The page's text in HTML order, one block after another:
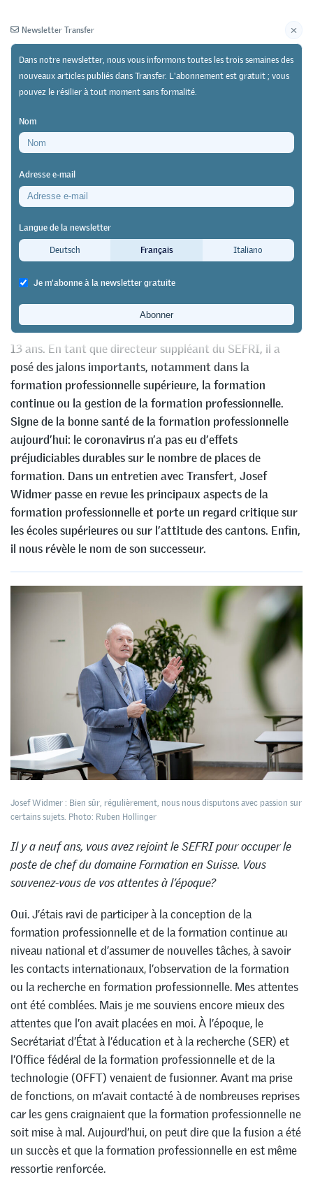
Newsletter Archives
30/11/21
Josef Widmer, directeur suppléant du SEFRI,
«Nous avons accompli beaucoup de
choses ces dernières années»
Daniel Fleischmann
Josef Widmer a été chef du domaine Formation pendant
13 ans. En tant que directeur suppléant du SEFRI, il a
posé des jalons importants, notamment dans la
formation professionnelle supérieure, la formation
continue ou la gestion de la formation professionnelle.
Signe de la bonne santé de la formation professionnelle
aujourd’hui: le coronavirus n’a pas eu d’effets
préjudiciables durables sur le nombre de places de
formation. Dans un entretien avec Transfert, Josef
Widmer passe en revue les principaux aspects de la
formation professionnelle et porte un regard critique sur
les écoles supérieures ou sur l’attitude des cantons. Enfin,
il nous révèle le nom de son successeur.
Josef Widmer : Bien sûr, régulièrement, nous nous disputons avec passion sur
certains sujets. Photo: Ruben Hollinger
Il y a neuf ans, vous avez rejoint le SEFRI pour occuper le
poste de chef du domaine Formation en Suisse. Vous
souvenez-vous de vos attentes à l’époque?
Oui. J’étais ravi de participer à la conception de la
formation professionnelle et de la formation continue au
niveau national et d’assumer de nouvelles tâches, à savoir
les contacts internationaux, l’observation de la formation
ou la recherche en formation professionnelle. Mes attentes
ont été comblées. Mais je me souviens encore mieux des
attentes que l’on avait placées en moi. À l’époque, le
Secrétariat d’État à l’éducation et à la recherche (SER) et
l’Office fédéral de la formation professionnelle et de la
technologie (OFFT) venaient de fusionner. Avant ma prise
de fonctions, on m’avait contacté à de nombreuses reprises
car les gens craignaient que la formation professionnelle ne
soit mise à mal. Aujourd’hui, on peut dire que la fusion a été
un succès et que la formation professionnelle en est même
ressortie renforcée.
Newsletter Transfer
Dans notre newsletter, nous vous informons toutes les trois semaines des
nouveaux articles publiés dans Transfer. L'abonnement est gratuit ; vous
pouvez le résilier à tout moment sans formalité.
Nom
Adresse e-mail
Langue de la newsletter
Deutsch
Français Italiano
Je m'abonne à la newsletter gratuite